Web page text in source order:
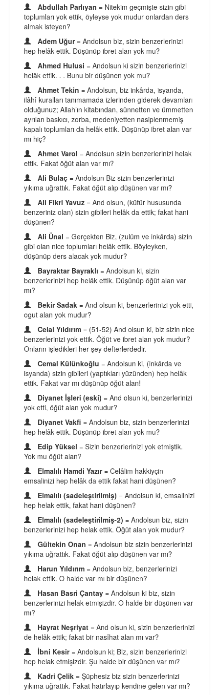
Abdullah Parlıyan = Nitekim geçmişte sizin gibi
toplumları yok ettik, öyleyse yok mudur onlardan ders
almak isteyen?
Adem Uğur = Andolsun biz, sizin benzerlerinizi
hep helâk ettik. Düşünüp ibret alan yok mu?
Ahmed Hulusi = Andolsun ki sizin benzerlerinizi
helâk ettik. . . Bunu bir düşünen yok mu?
Ahmet Tekin = Andolsun, biz inkârda, isyanda,
ilâhî kuralları tanımamada izlerinden giderek devamları
olduğunuz; Allah’ın kitabından, sünnetten ve ümmetten
ayrılan baskıcı, zorba, medeniyetten nasiplenmemiş
kapalı toplumları da helâk ettik. Düşünüp ibret alan var
mı hiç?
Ahmet Varol = Andolsun sizin benzerlerinizi helak
ettik. Fakat öğüt alan var mı?
Ali Bulaç = Andolsun Biz sizin benzerlerinizi
yıkıma uğrattık. Fakat öğüt alıp düşünen var mı?
Ali Fikri Yavuz = And olsun, (küfür hususunda
benzeriniz olan) sizin gibileri helâk da ettik; fakat hani
düşünen?
Ali Ünal = Gerçekten Biz, (zulüm ve inkârda) sizin
gibi olan nice toplumları helâk ettik. Böyleyken,
düşünüp ders alacak yok mudur?
Bayraktar Bayraklı = Andolsun ki, sizin
benzerlerinizi hep helâk ettik. Düşünüp öğüt alan var
mı?
Bekir Sadak = And olsun ki, benzerlerinizi yok etti,
ogut alan yok mudur?
Celal Yıldırım = (51-52) And olsun ki, biz sizin nice
benzerlerinizi yok ettik. Öğüt ve ibret alan yok mudur?
Onların işledikleri her şey defterlerdedir.
Cemal Külünkoğlu = Andolsun ki, (inkârda ve
isyanda) sizin gibileri (yaptıkları yüzünden) hep helâk
ettik. Fakat var mı düşünüp öğüt alan!
Diyanet İşleri (eski) = And olsun ki, benzerlerinizi
yok etti, öğüt alan yok mudur?
Diyanet Vakfi = Andolsun biz, sizin benzerlerinizi
hep helâk ettik. Düşünüp ibret alan yok mu?
Edip Yüksel = Sizin benzerlerinizi yok etmiştik.
Yok mu öğüt alan?
Elmalılı Hamdi Yazır = Celâlim hakkiyçin
emsalinizi hep helâk da ettik fakat hani düşünen?
Elmalılı (sadeleştirilmiş) = Andolsun ki, emsalinizi
hep helak ettik, fakat hani düşünen?
Elmalılı (sadeleştirilmiş-2) = Andolsun biz, sizin
benzerlerinizi hep helak ettik. Öğüt alan yok mudur?
Gültekin Onan = Andolsun biz sizin benzerlerinizi
yıkıma uğrattık. Fakat öğüt alıp düşünen var mı?
Harun Yıldırım = Andolsun biz, benzerlerinizi
helak ettik. O halde var mı bir düşünen?
Hasan Basri Çantay = Andolsun ki biz, sizin
benzerlerinizi helak etmişizdir. O halde bir düşünen var
mı?
Hayrat Neşriyat = And olsun ki, sizin benzerlerinizi
de helâk ettik; fakat bir nasîhat alan mı var?
İbni Kesir = Andolsun ki; Biz, sizin benzerlerinizi
hep helak etmişizdir. Şu halde bir düşünen var mı?
Kadri Çelik = Şüphesiz biz sizin benzerlerinizi
yıkıma uğrattık. Fakat hatırlayıp kendine gelen var mı?